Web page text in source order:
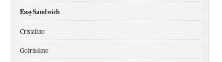
EasySandwich
Cristalino
Gofríssimo